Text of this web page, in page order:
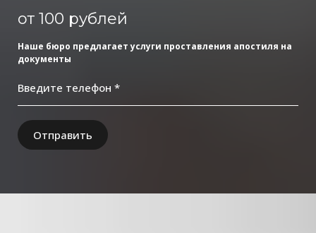
от 100 рублей
Наше бюро предлагает услуги проставления апостиля на
документы
Введите телефон *
Отправить